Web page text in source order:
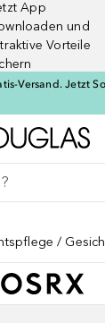
App
und
Vorteile
Versand. Jetzt